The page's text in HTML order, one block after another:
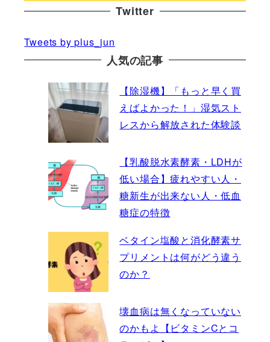
Twitter
Tweets by plus_jun
人気の記事
【除湿機】「もっと早く買
えばよかった！」湿気スト
レスから解放された体験談
【乳酸脱水素酵素・LDHが
低い場合】疲れやすい人・
糖新生が出来ない人・低血
糖症の特徴
ベタイン塩酸と消化酵素サ
プリメントは何がどう違う
のか？
壊血病は無くなっていない
のかもよ【ビタミンCとコ